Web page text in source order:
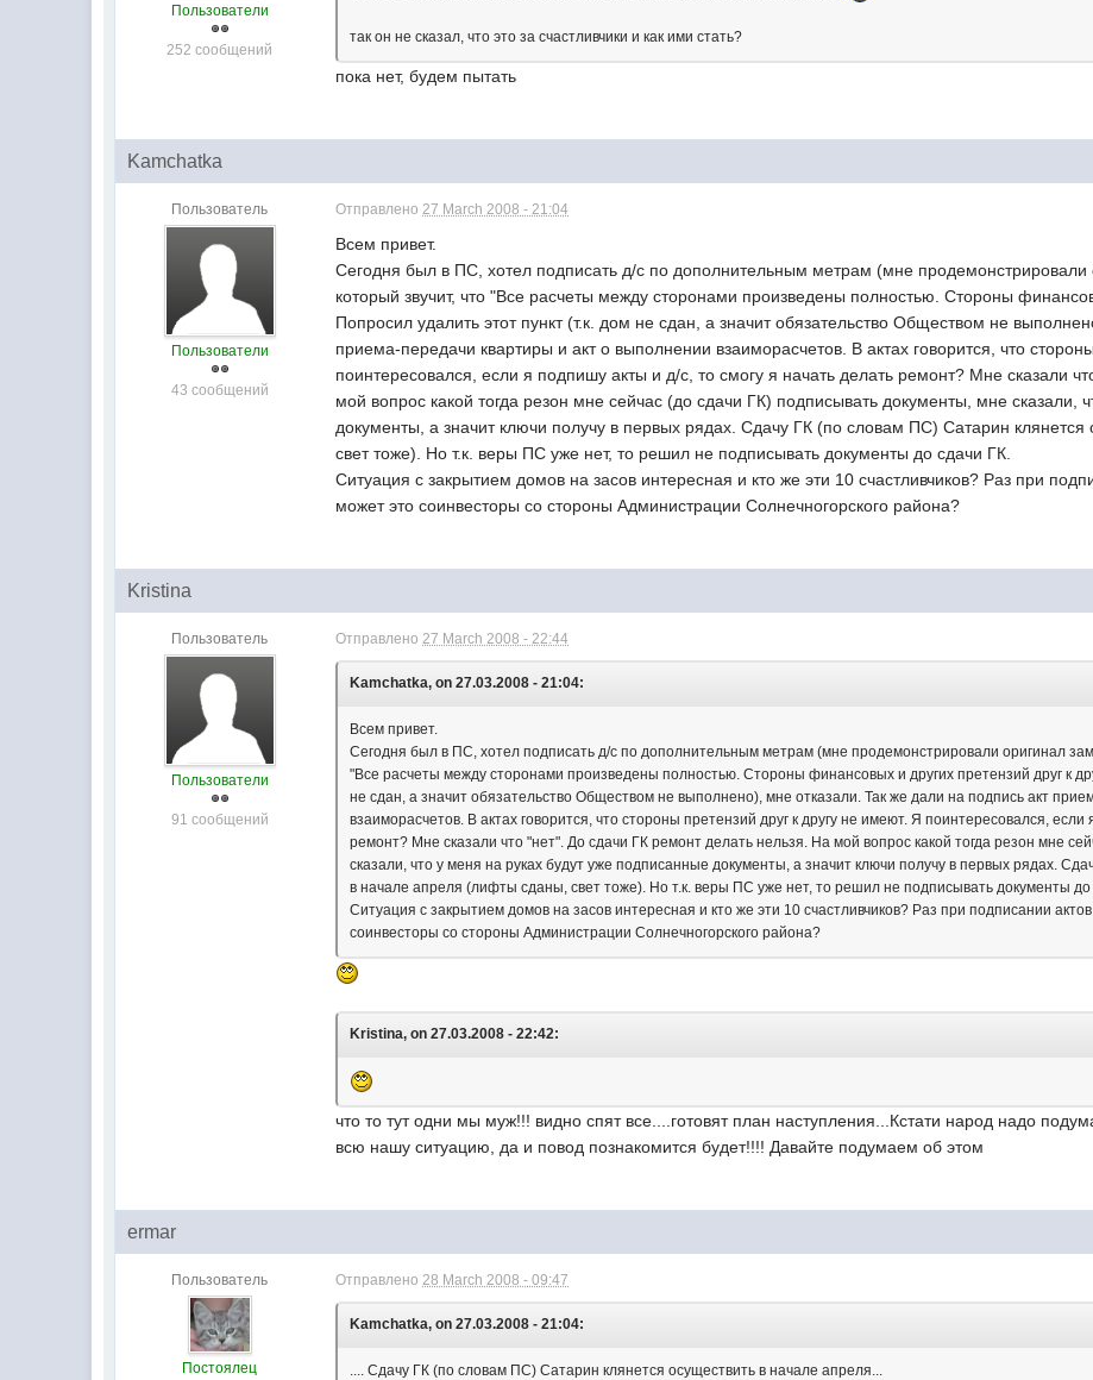
Пользователи
252 сообщений
так он не сказал, что это за счастливчики и как ими стать?
пока нет, будем пытать
Kamchatka
Пользователь
Пользователи
43 сообщений
Отправлено 27 March 2008 - 21:04
Всем привет.
Сегодня был в ПС, хотел подписать д/с по дополнительным метрам (мне продемонстрировали
который звучит, что "Все расчеты между сторонами произведены полностью. Стороны
Попросил удалить этот пункт (т.к. дом не сдан, а значит обязательство Обществом не
приема-передачи квартиры и акт о выполнении взаиморасчетов. В актах говорится, что
поинтересовался, если я подпишу акты и д/с, то смогу я начать делать ремонт? Мне сказали
мой вопрос какой тогда резон мне сейчас (до сдачи ГК) подписывать документы, мне сказали,
документы, а значит ключи получу в первых рядах. Сдачу ГК (по словам ПС) Сатарин
свет тоже). Но т.к. веры ПС уже нет, то решил не подписывать документы до сдачи ГК.
Ситуация с закрытием домов на засов интересная и кто же эти 10 счастливчиков? Раз при
может это соинвесторы со стороны Администрации Солнечногорского района?
Kristina
Пользователь
Пользователи
91 сообщений
Отправлено 27 March 2008 - 22:44
Kamchatka, on 27.03.2008 - 21:04:
Всем привет.
Сегодня был в ПС, хотел подписать д/с по дополнительным метрам (мне продемонстрировали оригинал
"Все расчеты между сторонами произведены полностью. Стороны финансовых и других претензий друг к
не сдан, а значит обязательство Обществом не выполнено), мне отказали. Так же дали на подпись акт
взаиморасчетов. В актах говорится, что стороны претензий друг к другу не имеют. Я поинтересовался,
ремонт? Мне сказали что "нет". До сдачи ГК ремонт делать нельзя. На мой вопрос какой тогда резон мне
сказали, что у меня на руках будут уже подписанные документы, а значит ключи получу в первых рядах.
в начале апреля (лифты сданы, свет тоже). Но т.к. веры ПС уже нет, то решил не подписывать документы до
Ситуация с закрытием домов на засов интересная и кто же эти 10 счастливчиков? Раз при подписании
соинвесторы со стороны Администрации Солнечногорского района?
Kristina, on 27.03.2008 - 22:42:
что то тут одни мы муж!!! видно спят все....готовят план наступления...Кстати народ надо
всю нашу ситуацию, да и повод познакомится будет!!!! Давайте подумаем об этом
ermar
Пользователь
Постоялец
Отправлено28 March 2008 - 09:47
Kamchatka, on 27.03.2008 - 21:04:
.... Сдачу ГК (по словам ПС) Сатарин клянется осуществить в начале апреля...